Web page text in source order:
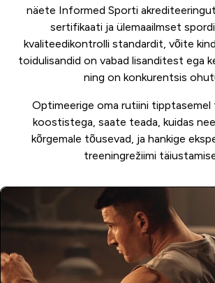
näete Informed Sporti
sertifikaati ja ülemaailmset
kvaliteedikontrolli standardit, võite
toidulisandid on vabad lisanditest ega
ning on konkurentsis
Optimeerige oma rutiini tipptasemel
koostistega, saate teada, kuidas
kõrgemale tõusevad, ja hankige
treeningrežiimi